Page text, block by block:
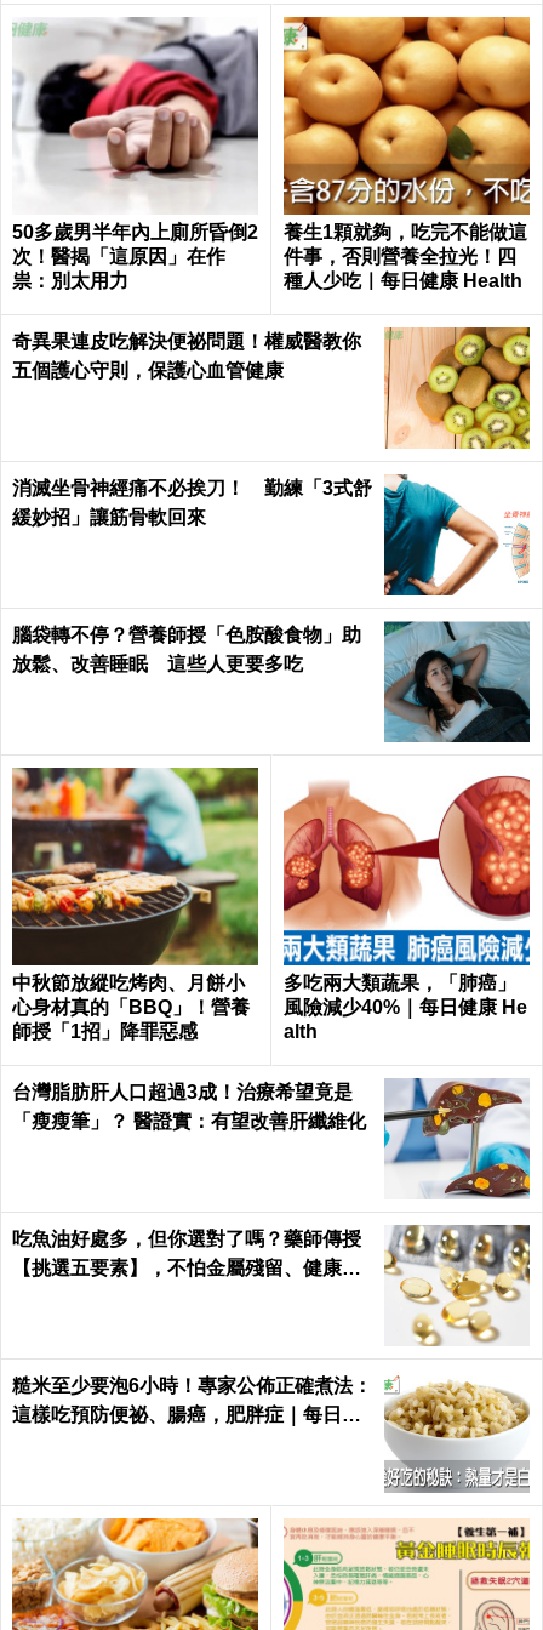
50多歲男半年內上廁所昏倒2
次！醫揭「這原因」在作
祟：別太用力
養生1顆就夠，吃完不能做這
件事，否則營養全拉光！四
種人少吃｜每日健康 Health
奇異果連皮吃解決便祕問題！權威醫教你
五個護心守則，保護心血管健康
消滅坐骨神經痛不必挨刀！ 勤練「3式舒
緩妙招」讓筋骨軟回來
腦袋轉不停？營養師授「色胺酸食物」助
放鬆、改善睡眠 這些人更要多吃
中秋節放縱吃烤肉、月餅小
心身材真的「BBQ」！營養
師授「1招」降罪惡感
多吃兩大類蔬果，「肺癌」
風險減少40%｜每日健康 He
alth
台灣脂肪肝人口超過3成！治療希望竟是
「瘦瘦筆」？ 醫證實：有望改善肝纖維化
吃魚油好處多，但你選對了嗎？藥師傳授
【挑選五要素】，不怕金屬殘留、健康無
糙米至少要泡6小時！專家公佈正確煮法：
這樣吃預防便祕、腸癌，肥胖症｜每日健